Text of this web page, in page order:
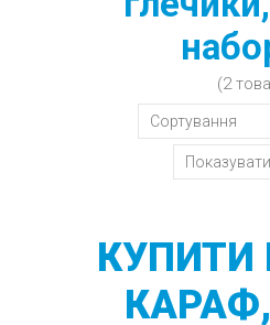
(2
Сортування
КУПИТИ